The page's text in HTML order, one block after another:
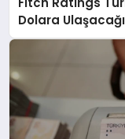
Dolara